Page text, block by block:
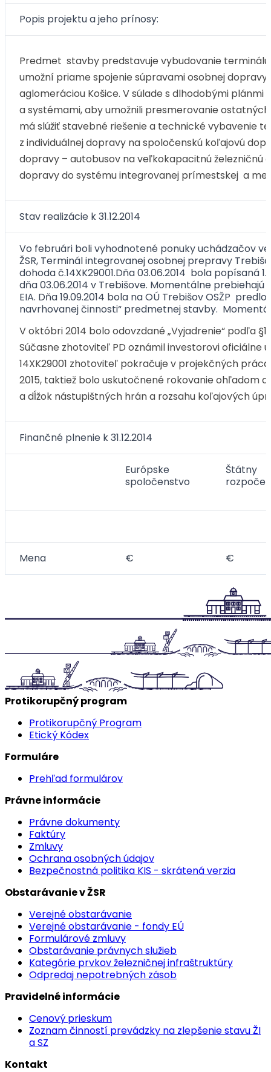
Popis projektu a jeho prínosy:
Predmet stavby predstavuje vybudovanie
umožní priame spojenie súpravami osobnej
aglomeráciou Košice. V súlade s dlhodobými
a systémami, aby umožnili presmerovanie
má slúžiť stavebné riešenie a technické vybavenie
z individuálnej dopravy na spoločenskú koľajovú
dopravy – autobusov na veľkokapacitnú železničnú
dopravy do systému integrovanej prímestskej a
Stav realizácie k 31.12.2014
Vo februári boli vyhodnotené ponuky uchádzačov
ŽSR, Terminál integrovanej osobnej prepravy
dohoda č.14XK29001.Dňa 03.06.2014 bola popísaná
dňa 03.06.2014 v Trebišove. Momentálne
EIA. Dňa 19.09.2014 bola na OÚ Trebišov OSŽP
navrhovanej činnosti“ predmetnej stavby.
V októbri 2014 bolo odovzdané „Vyjadrenie“ podľa
Súčasne zhotoviteľ PD oznámil investorovi oficiálne
14XK29001 zhotoviteľ pokračuje v projekčných
2015, taktiež bolo uskutočnené rokovanie ohľadom
a dĺžok nástupištných hrán a rozsahu koľajových
Finančné plnenie k 31.12.2014
Európske
spoločenstvo
Štátny
rozpočet
Mena € €
Protikorupčný program
Protikorupčný Program
Etický Kódex
Formuláre
Prehľad formulárov
Právne informácie
Právne dokumenty
Faktúry
Zmluvy
Ochrana osobných údajov
Bezpečnostná politika KIS - skrátená verzia
Obstarávanie v ŽSR
Verejné obstarávanie
Verejné obstarávanie - fondy EÚ
Formulárové zmluvy
Obstarávanie právnych služieb
Kategórie prvkov železničnej infraštruktúry
Odpredaj nepotrebných zásob
Pravidelné informácie
Cenový prieskum
Zoznam činností prevádzky na zlepšenie stavu ŽI
a SZ
Kontakt